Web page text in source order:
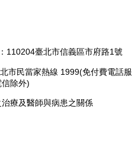
110204臺北市信義區市府路1號
市民當家熱線 1999(免付費電話服
除外)
療及醫師與病患之關係